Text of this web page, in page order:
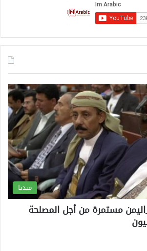
ميديا
مستمرة من أجل المصلحة